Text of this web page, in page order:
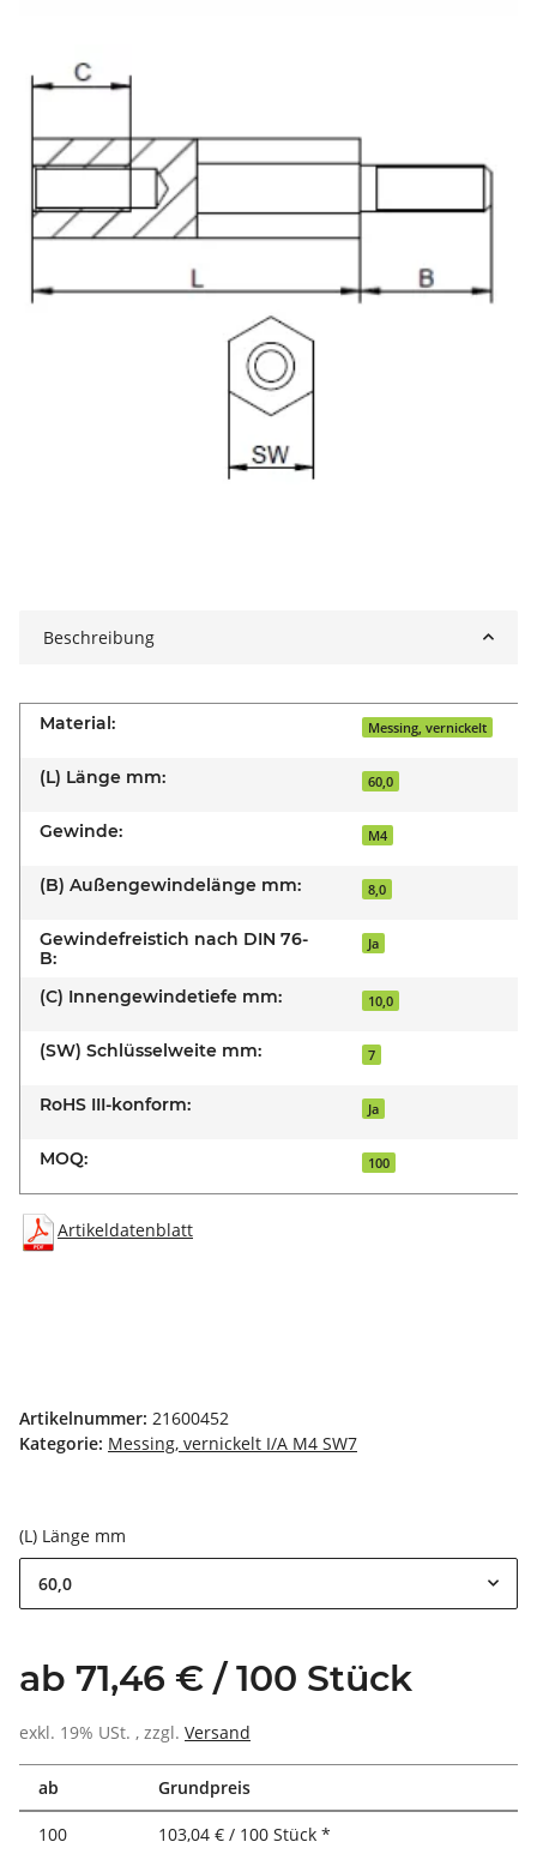
Beschreibung
Material: Messing, vernickelt
(L) Länge mm: 60,0
Gewinde: M4
(B) Außengewindelänge mm: 8,0
Gewindefreistich nach DIN 76-
B:
Ja
(C) Innengewindetiefe mm: 10,0
(SW) Schlüsselweite mm: 7
RoHS III-konform: Ja
MOQ: 100
Artikeldatenblatt
Artikelnummer: 21600452
Kategorie: Messing, vernickelt I/A M4 SW7
(L) Länge mm
60,0
ab 71,46 € / 100 Stück
exkl. 19% USt. , zzgl. Versand
ab Grundpreis
100 103,04 € / 100 Stück *